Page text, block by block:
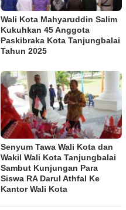
Wali Kota Mahyaruddin Salim
Kukuhkan 45 Anggota
Paskibraka Kota Tanjungbalai
Tahun 2025
Senyum Tawa Wali Kota dan
Wakil Wali Kota Tanjungbalai
Sambut Kunjungan Para
Siswa RA Darul Athfal Ke
Kantor Wali Kota